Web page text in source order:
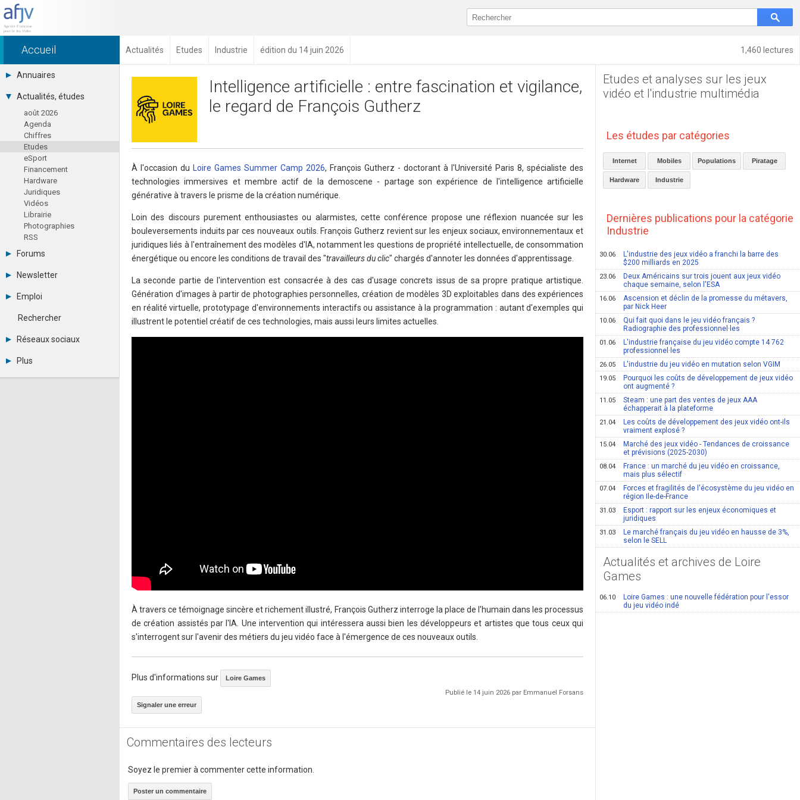
1,460 lectures
Accueil Actualités Etudes Industrie édition du 14 juin 2026
Annuaires
Toutes les sociétés (691)
Studios (418)
Editeurs (49)
Distributeurs (16)
Hard. / Accessoires (10)
Middlewares (15)
Prestataires (99)
Assoc. / Syndicats (21)
Formations / Ecoles (46)
Presse spécialisée (17)
Actualités, études
août 2026
Agenda
Chiffres
Etudes
eSport
Financement
Hardware
Juridiques
Vidéos
Librairie
Photographies
RSS
Forums
Tous les forums
Se connecter
Messages privés
Contacter un modérateur
Newsletter
Archives
Abonnement
Emploi
Consulter les annonces
Observatoire de l'emploi
Rechercher
Réseaux sociaux
LinkedIn
Plus
Annonceurs
Intelligence artificielle : entre fascination et vigilance,
le regard de François Gutherz
À l'occasion du Loire Games Summer Camp 2026, François Gutherz - doctorant à l'Université Paris 8, spécialiste des
technologies immersives et membre actif de la demoscene - partage son expérience de l'intelligence artificielle
générative à travers le prisme de la création numérique.
Loin des discours purement enthousiastes ou alarmistes, cette conférence propose une réflexion nuancée sur les
bouleversements induits par ces nouveaux outils. François Gutherz revient sur les enjeux sociaux, environnementaux et
juridiques liés à l'entraînement des modèles d'IA, notamment les questions de propriété intellectuelle, de consommation
énergétique ou encore les conditions de travail des "travailleurs du clic" chargés d'annoter les données d'apprentissage.
La seconde partie de l'intervention est consacrée à des cas d'usage concrets issus de sa propre pratique artistique.
Génération d'images à partir de photographies personnelles, création de modèles 3D exploitables dans des expériences
en réalité virtuelle, prototypage d'environnements interactifs ou assistance à la programmation : autant d'exemples qui
illustrent le potentiel créatif de ces technologies, mais aussi leurs limites actuelles.
À travers ce témoignage sincère et richement illustré, François Gutherz interroge la place de l'humain dans les processus
de création assistés par l'IA. Une intervention qui intéressera aussi bien les développeurs et artistes que tous ceux qui
s'interrogent sur l'avenir des métiers du jeu vidéo face à l'émergence de ces nouveaux outils.
Plus d'informations sur Loire Games
Publié le 14 juin 2026 par Emmanuel Forsans
Signaler une erreur
Commentaires des lecteurs
Soyez le premier à commenter cette information.
Poster un commentaire
Etudes et analyses sur les jeux
vidéo et l'industrie multimédia
Les études par catégories
Internet Mobiles Populations Piratage
Hardware Industrie
Dernières publications pour la catégorie
Industrie
30.06
L'industrie des jeux vidéo a franchi la barre des
$200 milliards en 2025
23.06
Deux Américains sur trois jouent aux jeux vidéo
chaque semaine, selon l'ESA
16.06
Ascension et déclin de la promesse du métavers,
par Nick Heer
10.06
Qui fait quoi dans le jeu vidéo français ?
Radiographie des professionnel·les
01.06
L'industrie française du jeu vidéo compte 14 762
professionnel·les
26.05 L'industrie du jeu vidéo en mutation selon VGIM
19.05
Pourquoi les coûts de développement de jeux vidéo
ont augmenté ?
11.05
Steam : une part des ventes de jeux AAA
échapperait à la plateforme
21.04
Les coûts de développement des jeux vidéo ont-ils
vraiment explosé ?
15.04
Marché des jeux vidéo - Tendances de croissance
et prévisions (2025-2030)
08.04
France : un marché du jeu vidéo en croissance,
mais plus sélectif
07.04
Forces et fragilités de l'écosystème du jeu vidéo en
région Ile-de-France
31.03
Esport : rapport sur les enjeux économiques et
juridiques
31.03
Le marché français du jeu vidéo en hausse de 3%,
selon le SELL
Actualités et archives de Loire
Games
06.10
Loire Games : une nouvelle fédération pour l'essor
du jeu vidéo indé